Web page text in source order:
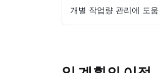
개별 작업량 관리에 도움